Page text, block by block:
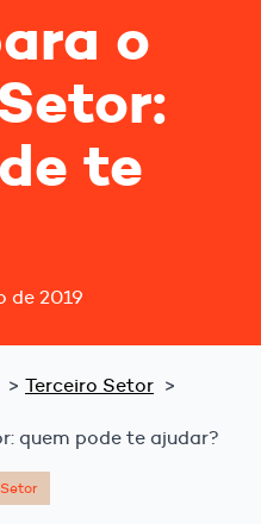
o
te
de 2019
Terceiro Setor
quem pode te ajudar?